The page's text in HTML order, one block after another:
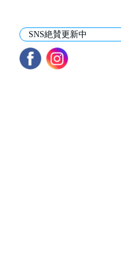
SNS絶賛更新中